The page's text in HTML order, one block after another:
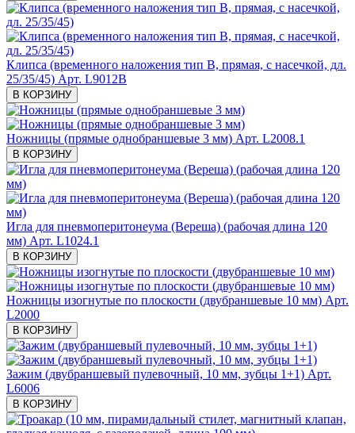
Клипса (временного наложения тип В, прямая, с насечкой, дл.
25/35/45) Арт. L9012B
В КОРЗИНУ
Ножницы (прямые однобраншевые 3 мм) Арт. L2008.1
В КОРЗИНУ
Игла для пневмоперитонеума (Вереша) (рабочая длина 120
мм) Арт. L1024.1
В КОРЗИНУ
Ножницы изогнутые по плоскости (двубраншевые 10 мм) Арт.
L2000
В КОРЗИНУ
Зажим (двубраншевый пулевочный, 10 мм, зубцы 1+1) Арт.
L6006
В КОРЗИНУ